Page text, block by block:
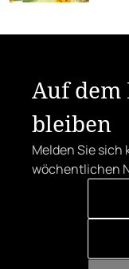
Auf dem
bleiben
Melden Sie
wöchentlichen